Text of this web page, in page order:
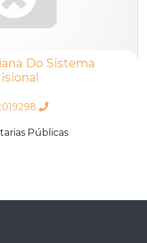
Do Sistema
Públicas